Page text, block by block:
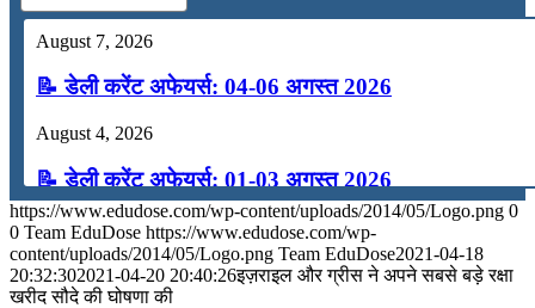
August 7, 2026
📝 डेली करेंट अफेयर्स: 04-06 अगस्त 2026
August 4, 2026
📝 डेली करेंट अफेयर्स: 01-03 अगस्त 2026
July 31, 2026
📝 डेली करेंट अफेयर्स: 28-31 जुलाई 2026
https://www.edudose.com/wp-content/uploads/2014/05/Logo.png 0
0 Team EduDose https://www.edudose.com/wp-
content/uploads/2014/05/Logo.png Team EduDose2021-04-18
20:32:302021-04-20 20:40:26इज़राइल और ग्रीस ने अपने सबसे बड़े रक्षा
खरीद सौदे की घोषणा की